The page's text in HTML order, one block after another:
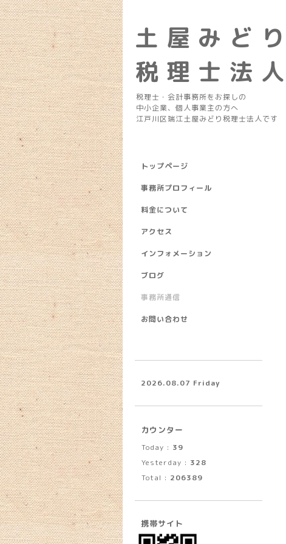
土 屋 み ど り
税 理 士 法 人
税理士・会計事務所をお探しの
中小企業、個人事業主の方へ
江戸川区瑞江土屋みどり税理士法人です
トップページ
事務所プロフィール
料金について
アクセス
インフォメーション
ブログ
事務所通信
お問い合わせ
2026.08.07 Friday
カウンター
Today : 39
Yesterday : 328
Total : 206389
携帯サイト